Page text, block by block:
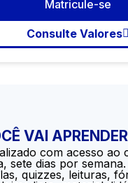
Matricule-se
Consulte Valores
VAI APRENDER
com acesso ao
sete dias por
quizzes, leituras,